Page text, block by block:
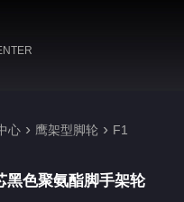
心› 鹰架型脚轮 › F1
黑色聚氨酯脚手架轮